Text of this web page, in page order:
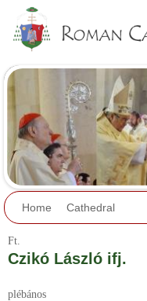
Home Cathedral
Ft.
Czikó László ifj.
plébános